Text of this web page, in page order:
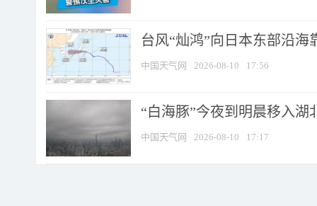
台风“灿鸿”向日本东部沿海
中国天气网 2026-08-10 17:56
“白海豚”今夜到明晨移入湖
中国天气网 2026-08-10 17:17